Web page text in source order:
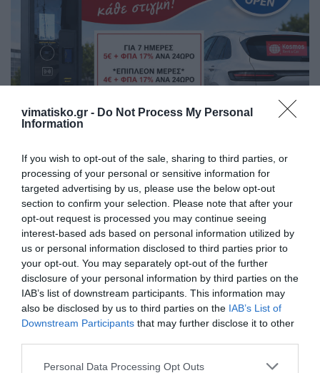
vimatisko.gr - Do Not Process My Personal
Information
If you wish to opt-out of the sale, sharing to third parties, or
processing of your personal or sensitive information for
targeted advertising by us, please use the below opt-out
section to confirm your selection. Please note that after your
opt-out request is processed you may continue seeing
interest-based ads based on personal information utilized by
us or personal information disclosed to third parties prior to
your opt-out. You may separately opt-out of the further
disclosure of your personal information by third parties on the
IAB’s list of downstream participants. This information may
also be disclosed by us to third parties on the IAB’s List of
Downstream Participants that may further disclose it to other
Personal Data Processing Opt Outs
Η Πρόεδρος του Δ.Σ.